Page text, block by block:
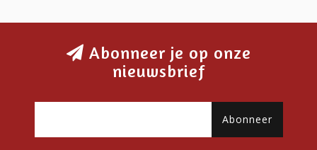
Abonneer je op onze
nieuwsbrief
Abonneer